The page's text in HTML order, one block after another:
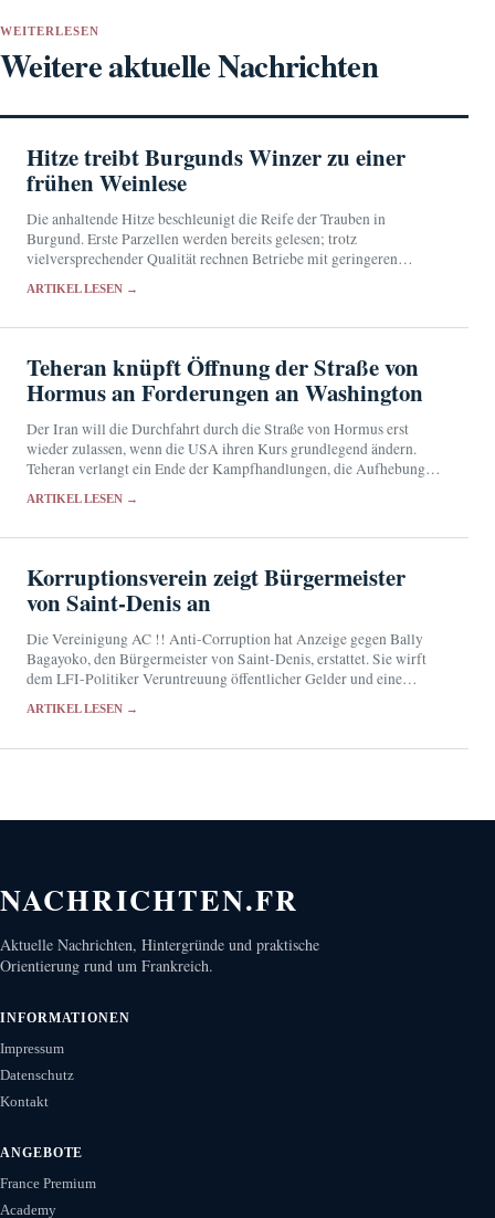
WEITERLESEN
Weitere aktuelle Nachrichten
Hitze treibt Burgunds Winzer zu einer
frühen Weinlese
Die anhaltende Hitze beschleunigt die Reife der Trauben in
Burgund. Erste Parzellen werden bereits gelesen; trotz
vielversprechender Qualität rechnen Betriebe mit geringeren
ARTIKEL LESEN →
Teheran knüpft Öffnung der Straße von
Hormus an Forderungen an Washington
Der Iran will die Durchfahrt durch die Straße von Hormus erst
wieder zulassen, wenn die USA ihren Kurs grundlegend ändern.
Teheran verlangt ein Ende der Kampfhandlungen, die Aufhebung
ARTIKEL LESEN →
Korruptionsverein zeigt Bürgermeister
von Saint-Denis an
Die Vereinigung AC !! Anti-Corruption hat Anzeige gegen Bally
Bagayoko, den Bürgermeister von Saint-Denis, erstattet. Sie wirft
dem LFI-Politiker Veruntreuung öffentlicher Gelder und eine
Anschuldigungen.
ARTIKEL LESEN →
NACHRICHTEN.FR
Aktuelle Nachrichten, Hintergründe und praktische
Orientierung rund um Frankreich.
INFORMATIONEN
Impressum
Datenschutz
Kontakt
ANGEBOTE
France Premium
Academy